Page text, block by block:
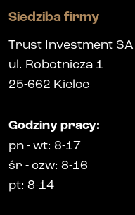
Siedziba firmy
Trust Investment SA
ul. Robotnicza 1
25-662 Kielce
Godziny pracy:
pn-wt: 8-17
śr - czw: 8-16
pt: 8-14